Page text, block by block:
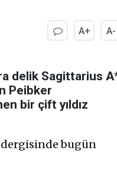
A+ A-
delik Sagittarius
Peibker
bir çift yıldız
bugün